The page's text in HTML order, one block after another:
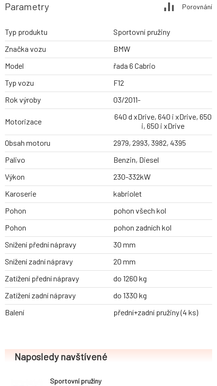
Parametry Porovnání
Typ produktu
Sportovní pružiny
Značka vozu
BMW
Model
řada 6 Cabrio
Typ vozu
F12
Rok výroby
03/2011-
Motorizace
640 d xDrive, 640 i xDrive, 650
i, 650 i xDrive
Obsah motoru
2979, 2993, 3982, 4395
Palivo
Benzin, Diesel
Výkon
230-332kW
Karoserie
kabriolet
Pohon
pohon všech kol
Pohon
pohon zadních kol
Snížení přední nápravy
30 mm
Snížení zadní nápravy
20 mm
Zatížení přední nápravy
do 1260 kg
Zatížení zadní nápravy
do 1330 kg
Balení
přední+zadní pružiny (4 ks)
Naposledy navštívené
Sportovní pružiny